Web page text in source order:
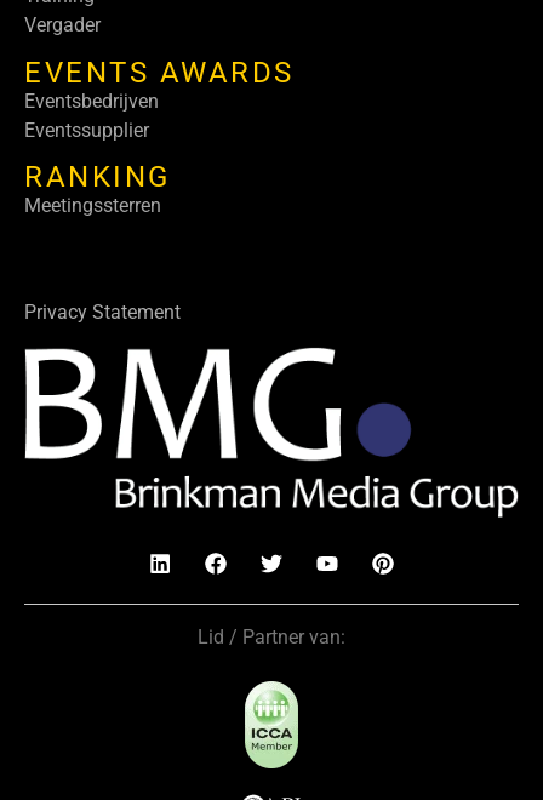
Vergader
EVENTS AWARDS
Eventsbedrijven
Eventssupplier
RANKING
Meetingssterren
Privacy Statement
Lid / Partner van: